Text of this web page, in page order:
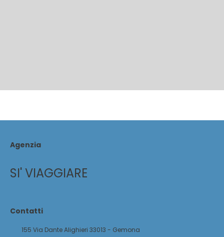
Agenzia
SI' VIAGGIARE
Contatti
155 Via Dante Alighieri 33013 - Gemona